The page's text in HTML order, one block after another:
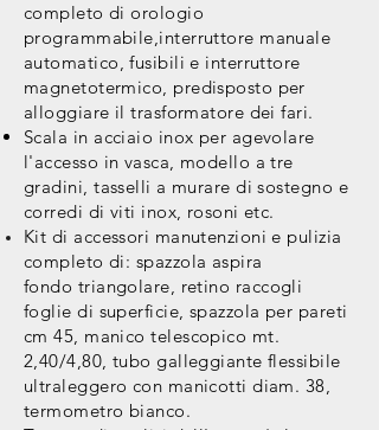
completo di orologio
programmabile,interruttore manuale
automatico, fusibili e interruttore
magnetotermico, predisposto per
alloggiare il trasformatore dei fari.
Scala in acciaio inox per agevolare
l'accesso in vasca, modello a tre
gradini, tasselli a murare di sostegno e
corredi di viti inox, rosoni etc.
Kit di accessori manutenzioni e pulizia
completo di: spazzola aspira
fondo triangolare, retino raccogli
foglie di superficie, spazzola per pareti
cm 45, manico telescopico mt.
2,40/4,80, tubo galleggiante flessibile
ultraleggero con manicotti diam. 38,
termometro bianco.